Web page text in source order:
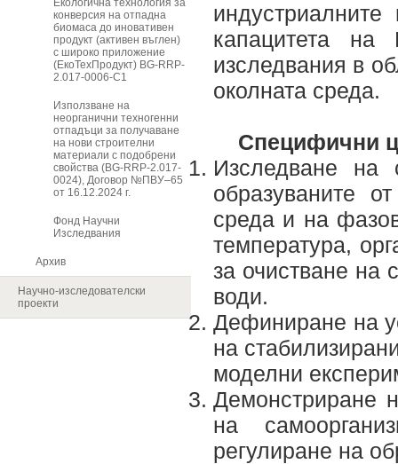
Екологична технология за
конверсия на отпадна
биомаса до иновативен
продукт (активен въглен)
с широко приложение
(ЕкоТехПродукт) BG-RRP-
2.017-0006-C1
Използване на
неорганични техногенни
отпадъци за получаване
на нови строителни
материали с подобрени
свойства (BG-RRP-2.017-
0024), Договор №ПВУ–65
от 16.12.2024 г.
Фонд Научни
Изследвания
Архив
Научно-изследователски
проекти
капацитета
изследвания в
околната среда.
Специфични
Изследване на
образуваните
среда и на
температура,
за очистване на
води.
Дефиниране на
на
моделни
Демонстриране
на
регулиране на